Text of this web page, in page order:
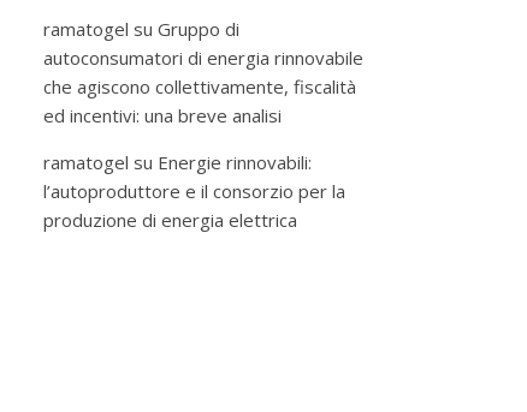
ramatogel su Gruppo di
autoconsumatori di energia rinnovabile
che agiscono collettivamente, fiscalità
ed incentivi: una breve analisi
ramatogel su Energie rinnovabili:
l’autoproduttore e il consorzio per la
produzione di energia elettrica